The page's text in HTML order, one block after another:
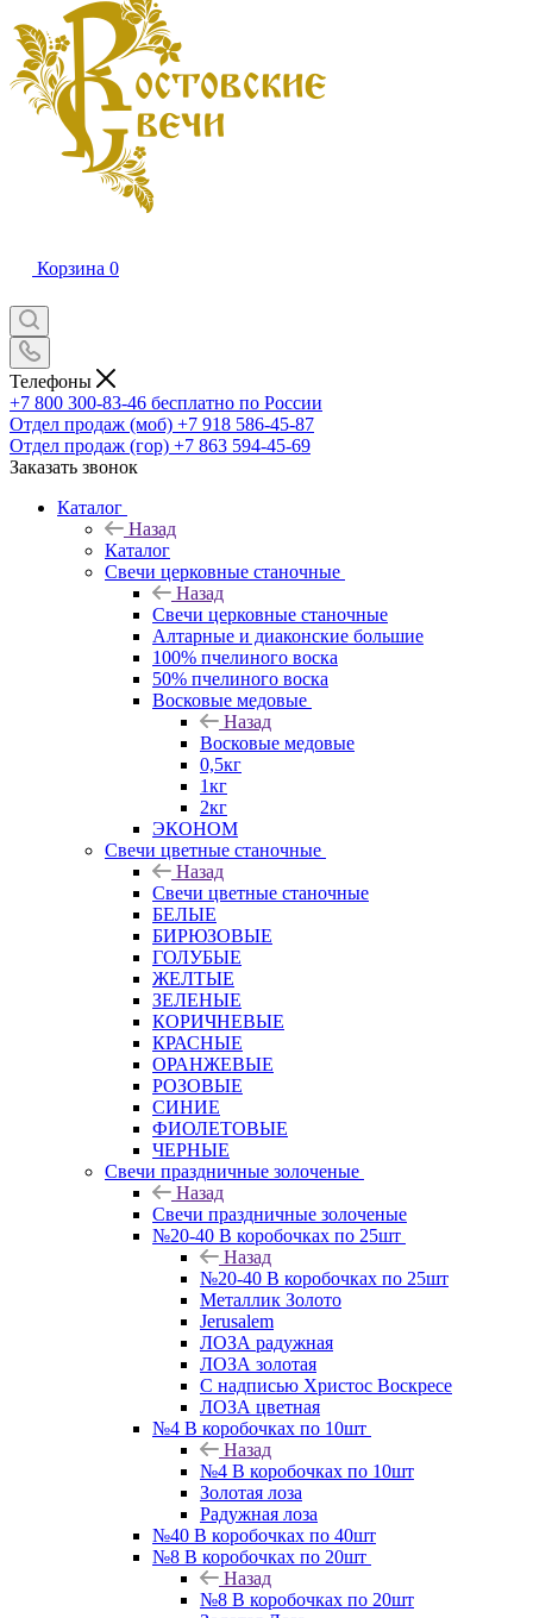
Корзина 0
Телефоны
+7 800 300-83-46 бесплатно по России
Отдел продаж (моб) +7 918 586-45-87
Отдел продаж (гор) +7 863 594-45-69
Заказать звонок
Каталог
Назад
Каталог
Свечи церковные станочные
Назад
Свечи церковные станочные
Алтарные и диаконские большие
100% пчелиного воска
50% пчелиного воска
Восковые медовые
Назад
Восковые медовые
0,5кг
1кг
2кг
ЭКОНОМ
Свечи цветные станочные
Назад
Свечи цветные станочные
БЕЛЫЕ
БИРЮЗОВЫЕ
ГОЛУБЫЕ
ЖЕЛТЫЕ
ЗЕЛЕНЫЕ
КОРИЧНЕВЫЕ
КРАСНЫЕ
ОРАНЖЕВЫЕ
РОЗОВЫЕ
СИНИЕ
ФИОЛЕТОВЫЕ
ЧЕРНЫЕ
Свечи праздничные золоченые
Назад
Свечи праздничные золоченые
№20-40 В коробочках по 25шт
Назад
№20-40 В коробочках по 25шт
Металлик Золото
Jerusalem
ЛОЗА радужная
ЛОЗА золотая
С надписью Христос Воскресе
ЛОЗА цветная
№4 В коробочках по 10шт
Назад
№4 В коробочках по 10шт
Золотая лоза
Радужная лоза
№40 В коробочках по 40шт
№8 В коробочках по 20шт
Назад
№8 В коробочках по 20шт